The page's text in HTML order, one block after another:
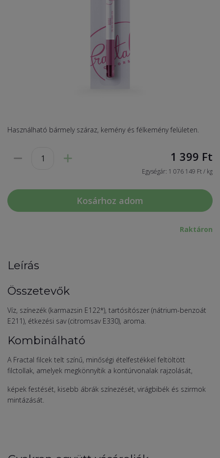
Használható bármely száraz, kemény és félkemény felületen.
1 399 Ft
Egységár: 1 076 149 Ft / kg
Kosárhoz adom
Raktáron
Leírás
Összetevők
Víz, színezék (karmazsin E122*), tartósítószer (nátrium-benzoát
E211), étkezési sav (citromsav E330), aroma.
Kombinálható
A Fractal filcek telt színű, minőségi ételfestékkel feltöltött
filctollak, amelyek megkönnyítik a kontúrvonalak rajzolását,
képek festését, kisebb ábrák színezését, virágbibék és szirmok
mintázását.